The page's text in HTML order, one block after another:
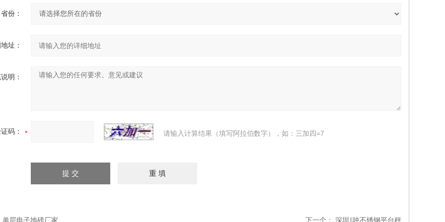
省份：
址：
明：
码： 请输入计算结果（填写阿拉伯数字），如：三加四=7
单层电子地磅厂家 下一个： 深圳1吨不锈钢平台秤